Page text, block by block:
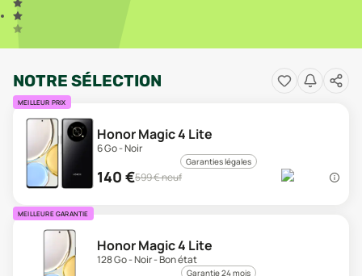
NOTRE SÉLECTION
MEILLEUR PRIX
Honor Magic 4 Lite
6 Go - Noir
Garanties légales
140 €599€ neuf
MEILLEURE GARANTIE
Honor Magic 4 Lite
128 Go - Noir - Bon état
Garantie 24 mois